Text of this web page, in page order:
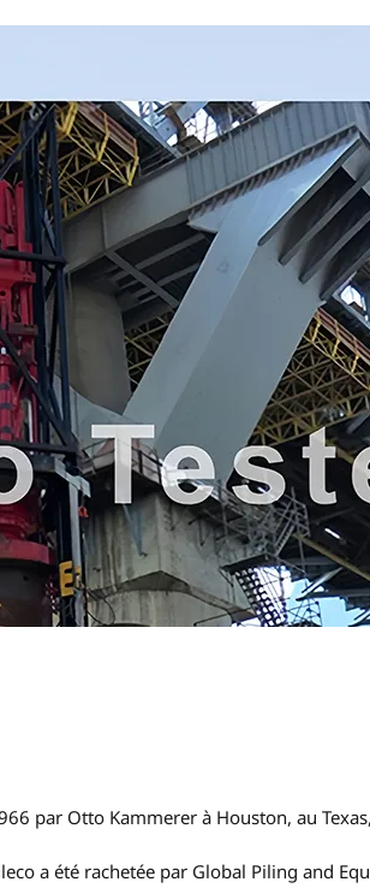
par Otto Kammerer à Houston, au
a été rachetée par Global Piling and